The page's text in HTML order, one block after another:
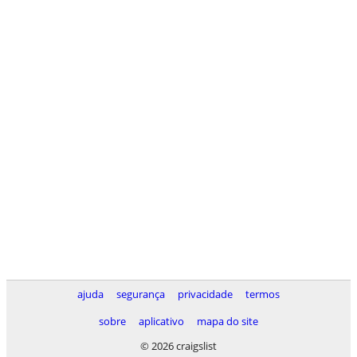
ajuda segurança privacidade
termos
sobre
aplicativo
mapa do site
© 2026 craigslist